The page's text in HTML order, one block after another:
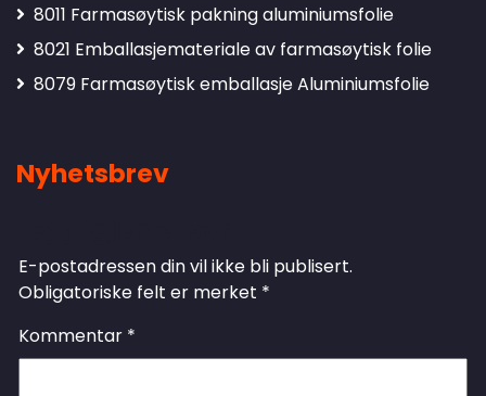
8011 Farmasøytisk pakning aluminiumsfolie
8021 Emballasjemateriale av farmasøytisk folie
8079 Farmasøytisk emballasje Aluminiumsfolie
Nyhetsbrev
E-postadressen din vil ikke bli publisert.
Obligatoriske felt er merket *
Kommentar *